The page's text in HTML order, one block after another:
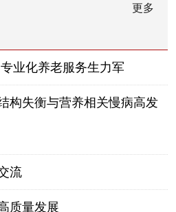
更多
业化养老服务生力军
构失衡与营养相关慢病高发
流
质量发展